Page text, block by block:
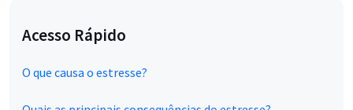
Acesso Rápido
O que causa o estresse?